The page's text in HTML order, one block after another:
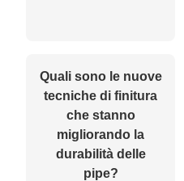
Quali sono le nuove
tecniche di finitura
che stanno
migliorando la
durabilità delle
pipe?